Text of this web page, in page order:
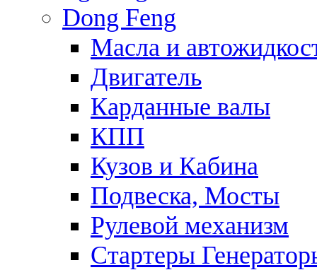
Dong Feng
Масла и
Двигатель
Карданные валы
КПП
Кузов и Кабина
Подвеска, Мосты
Рулевой механизм
Стартеры